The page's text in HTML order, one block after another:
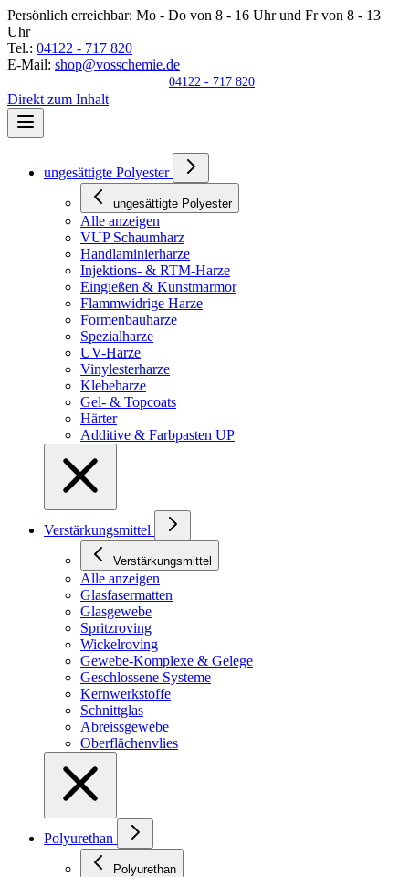
Persönlich erreichbar: Mo - Do von 8 - 16 Uhr und Fr von 8 - 13
Uhr
Tel.: 04122 - 717 820
E-Mail: shop@vosschemie.de
04122 - 717 820
Direkt zum Inhalt
ungesättigte Polyester
ungesättigte Polyester
Alle anzeigen
VUP Schaumharz
Handlaminierharze
Injektions- & RTM-Harze
Eingießen & Kunstmarmor
Flammwidrige Harze
Formenbauharze
Spezialharze
UV-Harze
Vinylesterharze
Klebeharze
Gel- & Topcoats
Härter
Additive & Farbpasten UP
Verstärkungsmittel
Verstärkungsmittel
Alle anzeigen
Glasfasermatten
Glasgewebe
Spritzroving
Wickelroving
Gewebe-Komplexe & Gelege
Geschlossene Systeme
Kernwerkstoffe
Schnittglas
Abreissgewebe
Oberflächenvlies
Polyurethan
Polyurethan